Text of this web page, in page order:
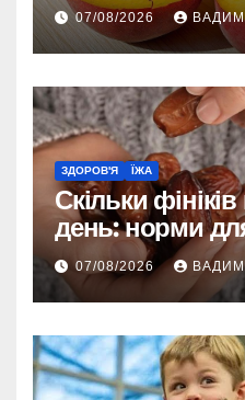
07/08/2026 ВАДИМ
ЗДОРОВ'Я ЇЖА
Скільки
день: норми
енергії
07/08/2026 ВАДИМ